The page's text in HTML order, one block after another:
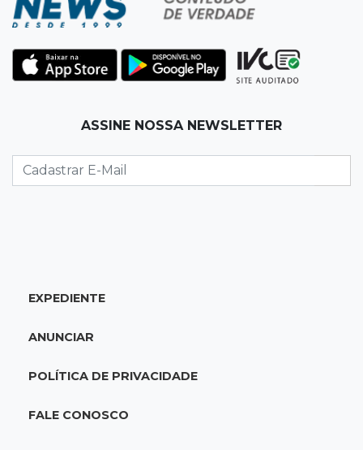
Ex-PM deixa prisão para tratamento médico 5
meses após ser capturado
Feminicídio
esposa em frente aos filhos
19:05Pregão
atenção ao cenário externo
18:41 Ideb
Ensino Médio melhora nas maiores cidades do
ASSINE NOSSA NEWSLETTER
EXPEDIENTE
ANUNCIAR
POLÍTICA DE PRIVACIDADE
FALE CONOSCO